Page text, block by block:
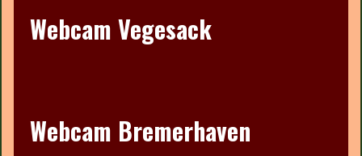
Webcam Vegesack
Webcam Bremerhaven